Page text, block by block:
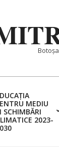
Primary
MEDIU
SCHIMBĂRI
2023-